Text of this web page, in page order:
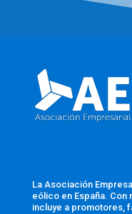
La Asociación
eólico en España. Con
incluye a promotores,